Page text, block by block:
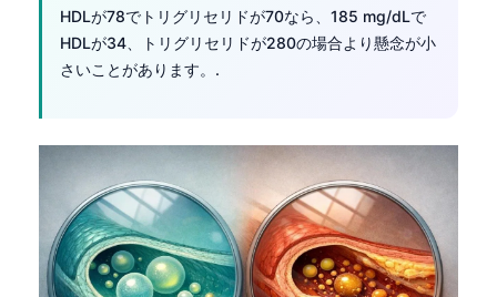
HDLが78でトリグリセリドが70なら、185 mg/dLで
HDLが34、トリグリセリドが280の場合より懸念が小
さいことがあります。.